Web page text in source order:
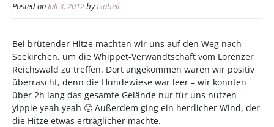
Posted onJuli 3, 2012byIsabell
Bei brütender Hitze machten wir uns auf den Weg nach
Seekirchen, um die Whippet-Verwandtschaft vom Lorenzer
Reichswald zu treffen. Dort angekommen waren wir positiv
überrascht, denn die Hundewiese war leer – wir konnten
über 2h lang das gesamte Gelände nur für uns nutzen –
yippie yeah yeah 🙂 Außerdem ging ein herrlicher Wind, der
die Hitze etwas erträglicher machte.